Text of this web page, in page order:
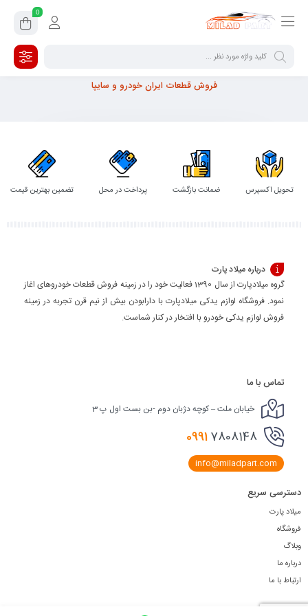
0
فروش قطعات ایران خودرو و سایپا
تحویل اکسپرس ضمانت بازگشت پرداخت در محل تضمین بهترین قیمت
درباره میلاد پارت
گروه میلادپارت از سال 1390 فعالیت خود را در زمینه فروش قطعات خودروهای اغاز
نمود. فروشگاه لوازم یدکی میلادپارت با دارابودن بیش از نیم قرن تجربه در زمینه
فروش لوازم یدکی خودرو با افتخار در کنار شماست.
تماس با ما
خیابان ملت – کوچه دژبان دوم -بن بست اول پ 3
09917808148
info@miladpart.com
دسترسی سریع
میلاد پارت
فروشگاه
وبلاگ
درباره ما
ارتباط با ما